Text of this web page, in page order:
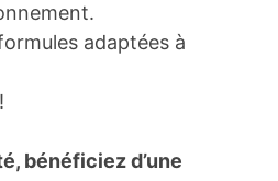
adaptées à
bénéficiez d’une